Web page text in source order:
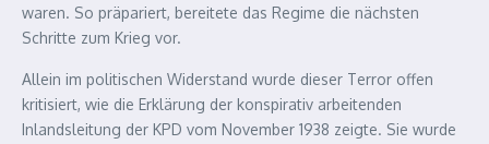
waren. So präpariert, bereitete das Regime die nächsten
Schritte zum Krieg vor.
Allein im politischen Widerstand wurde dieser Terror offen
kritisiert, wie die Erklärung der konspirativ arbeitenden
Inlandsleitung der KPD vom November 1938 zeigte. Sie wurde